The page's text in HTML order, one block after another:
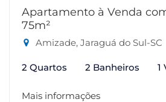
Apartamento à Venda
75m²
Amizade, Jaraguá do Sul-SC
2 Quartos 2 Banheiros 1
Mais informações